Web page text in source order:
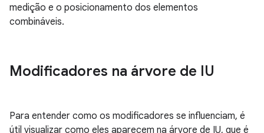
medição e o posicionamento dos elementos
combináveis.
Modificadores na árvore de IU
Para entender como os modificadores se influenciam, é
útil visualizar como eles aparecem na árvore de IU, que é